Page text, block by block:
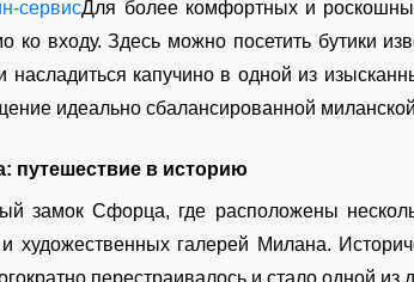
сервисДля более комфортных и
ко входу. Здесь можно посетить бутики
насладиться капучино в одной из
идеально сбалансированной
путешествие в историю
замок Сфорца, где расположены
художественных галерей Милана.
перестраивалось и стало одной из